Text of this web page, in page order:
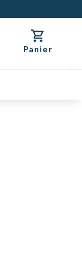
shopping_cart
Panier